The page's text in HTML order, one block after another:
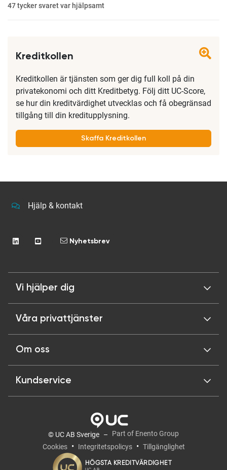
47tycker svaret var hjälpsamt
Kreditkollen
Kreditkollen är tjänsten som ger dig full koll på din
privatekonomi och ditt Kreditbetyg. Följ ditt UC-Score,
se hur din kreditvärdighet utvecklas och få obegränsad
tillgång till din kreditupplysning.
Skaffa Kreditkollen
Hjälp & kontakt
Nyhetsbrev
Vi hjälper dig
Våra privattjänster
Om oss
Kundservice
© UC AB Sverige
Part of Enento Group
Cookies
Integritetspolicys Tillgänglighet